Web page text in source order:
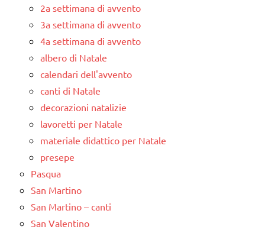
2a settimana di avvento
3a settimana di avvento
4a settimana di avvento
albero di Natale
calendari dell'avvento
canti di Natale
decorazioni natalizie
lavoretti per Natale
materiale didattico per Natale
presepe
Pasqua
San Martino
San Martino – canti
San Valentino